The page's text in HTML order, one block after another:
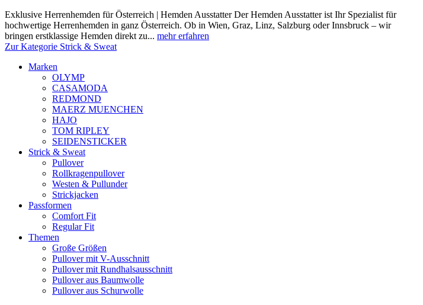
Exklusive Herrenhemden für Österreich | Hemden Ausstatter Der Hemden Ausstatter ist Ihr Spezialist für
hochwertige Herrenhemden in ganz Österreich. Ob in Wien, Graz, Linz, Salzburg oder Innsbruck – wir
bringen erstklassige Hemden direkt zu... mehr erfahren
Zur Kategorie Strick & Sweat
Marken
OLYMP
CASAMODA
REDMOND
MAERZ MUENCHEN
HAJO
TOM RIPLEY
SEIDENSTICKER
Strick & Sweat
Pullover
Rollkragenpullover
Westen & Pullunder
Strickjacken
Passformen
Comfort Fit
Regular Fit
Themen
Große Größen
Pullover mit V-Ausschnitt
Pullover mit Rundhalsausschnitt
Pullover aus Baumwolle
Pullover aus Schurwolle